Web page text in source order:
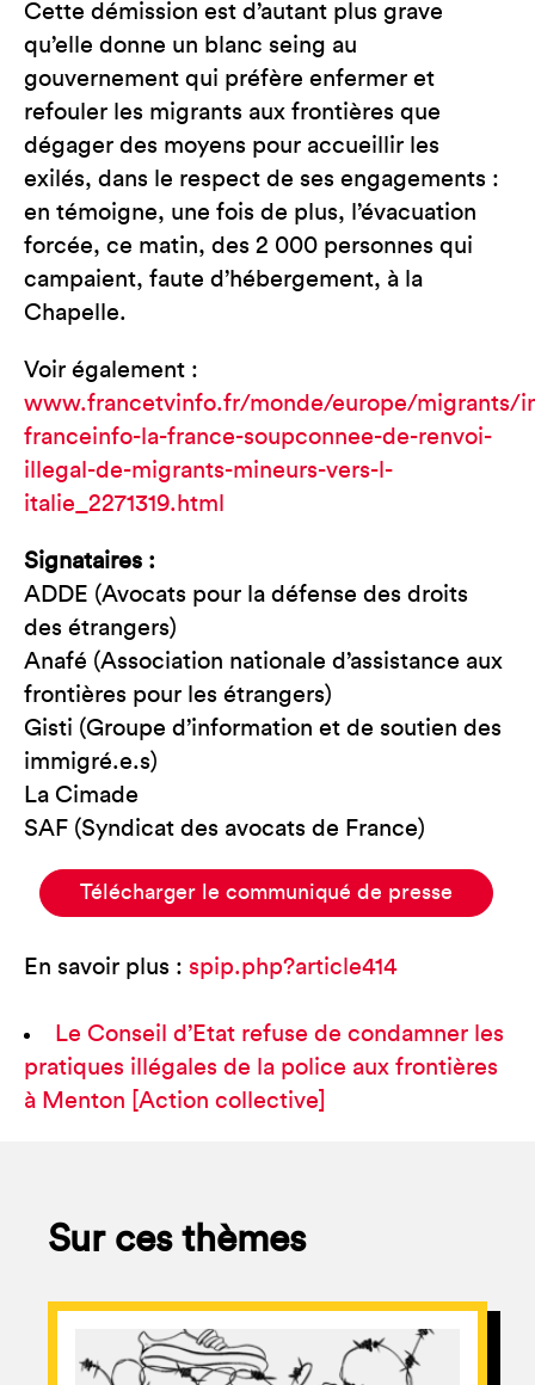
Cette démission est d’autant plus grave
qu’elle donne un blanc seing au
gouvernement qui préfère enfermer et
refouler les migrants aux frontières que
dégager des moyens pour accueillir les
exilés, dans le respect de ses engagements :
en témoigne, une fois de plus, l’évacuation
forcée, ce matin, des 2 000 personnes qui
campaient, faute d’hébergement, à la
Chapelle.
Voir également :
www.francetvinfo.fr/monde/europe/migrants/
franceinfo-la-france-soupconnee-de-renvoi-
illegal-de-migrants-mineurs-vers-l-
italie_2271319.html
Signataires :
ADDE (Avocats pour la défense des droits
des étrangers)
Anafé (Association nationale d’assistance aux
frontières pour les étrangers)
Gisti (Groupe d’information et de soutien des
immigré.e.s)
La Cimade
SAF (Syndicat des avocats de France)
Télécharger le communiqué de presse
En savoir plus : spip.php?article414
Le Conseil d’Etat refuse de condamner les
pratiques illégales de la police aux frontières
à Menton [Action collective]
Sur ces thèmes